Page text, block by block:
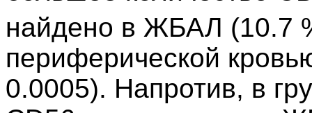
найдено в ЖБАЛ (10.7
периферической
0.0005). Напротив, в